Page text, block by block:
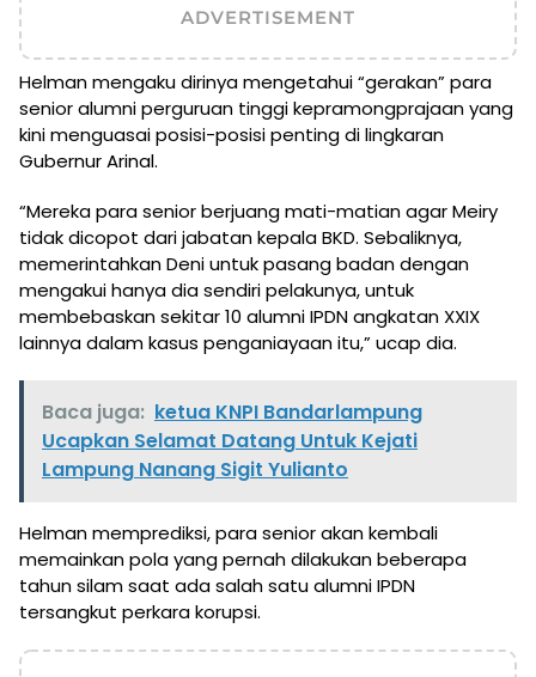
ADVERTISEMENT
Helman mengaku dirinya mengetahui “gerakan” para
senior alumni perguruan tinggi kepramongprajaan yang
kini menguasai posisi-posisi penting di lingkaran
Gubernur Arinal.
“Mereka para senior berjuang mati-matian agar Meiry
tidak dicopot dari jabatan kepala BKD. Sebaliknya,
memerintahkan Deni untuk pasang badan dengan
mengakui hanya dia sendiri pelakunya, untuk
membebaskan sekitar 10 alumni IPDN angkatan XXIX
lainnya dalam kasus penganiayaan itu,” ucap dia.
Baca juga: ketua KNPI Bandarlampung
Ucapkan Selamat Datang Untuk Kejati
Lampung Nanang Sigit Yulianto
Helman memprediksi, para senior akan kembali
memainkan pola yang pernah dilakukan beberapa
tahun silam saat ada salah satu alumni IPDN
tersangkut perkara korupsi.